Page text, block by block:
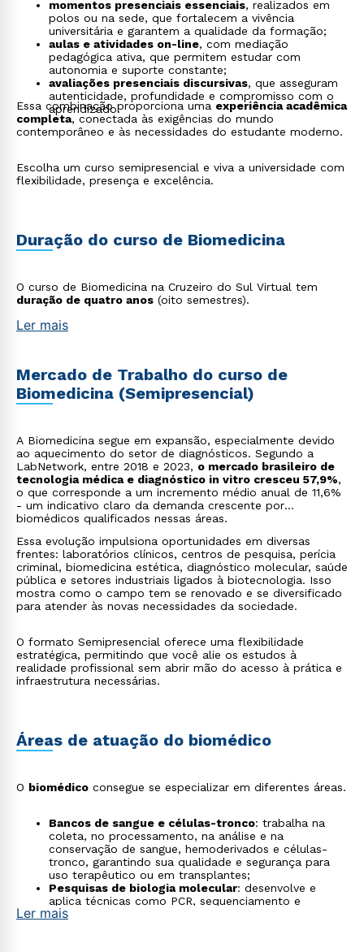
momentos presenciais essenciais, realizados em
polos ou na sede, que fortalecem a vivência
universitária e garantem a qualidade da formação;
aulas e atividades on-line, com mediação
pedagógica ativa, que permitem estudar com
autonomia e suporte constante;
avaliações presenciais discursivas, que asseguram
autenticidade, profundidade e compromisso com o
aprendizado.
Essa combinação proporciona uma experiência acadêmica
completa, conectada às exigências do mundo
contemporâneo e às necessidades do estudante moderno.
Escolha um curso semipresencial e viva a universidade com
flexibilidade, presença e excelência.
Duração do curso de Biomedicina
O curso de Biomedicina na Cruzeiro do Sul Virtual tem
duração de quatro anos (oito semestres).
Ler mais
Mercado de Trabalho do curso de
Biomedicina (Semipresencial)
A Biomedicina segue em expansão, especialmente devido
ao aquecimento do setor de diagnósticos. Segundo a
LabNetwork, entre 2018 e 2023, o mercado brasileiro de
tecnologia médica e diagnóstico in vitro cresceu 57,9%,
o que corresponde a um incremento médio anual de 11,6%
- um indicativo claro da demanda crescente por
biomédicos qualificados nessas áreas.
Essa evolução impulsiona oportunidades em diversas
frentes: laboratórios clínicos, centros de pesquisa, perícia
criminal, biomedicina estética, diagnóstico molecular, saúde
pública e setores industriais ligados à biotecnologia. Isso
mostra como o campo tem se renovado e se diversificado
para atender às novas necessidades da sociedade.
O formato Semipresencial oferece uma flexibilidade
estratégica, permitindo que você alie os estudos à
realidade profissional sem abrir mão do acesso à prática e
infraestrutura necessárias.
Áreas de atuação do biomédico
O biomédico consegue se especializar em diferentes áreas.
Bancos de sangue e células-tronco: trabalha na
coleta, no processamento, na análise e na
conservação de sangue, hemoderivados e células-
tronco, garantindo sua qualidade e segurança para
uso terapêutico ou em transplantes;
Pesquisas de biologia molecular: desenvolve e
aplica técnicas como PCR, sequenciamento e
clonagem genética para identificar mutações, estudar
Ler mais